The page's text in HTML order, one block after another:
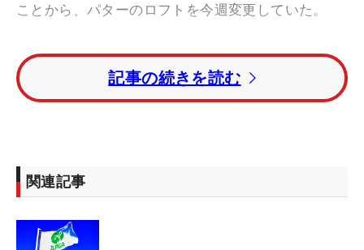
ことから、パターのロフトを今週変更していた。
「パターを今週3度から4度に変えました。大東建託
の週からグリーンが重くなってきて、思うように転
がらなくなってきたので、ロフトをつけてスピン量
てくれる感じです」。キャリーが伸びるのかの質問
には、「前に転がってくれる感じです。上からつぶ
説明する。
記事の続きを読む
関連記事